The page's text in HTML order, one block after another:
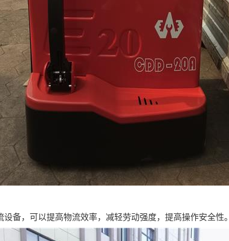
备，可以提高物流效率，减轻劳动强度，提高操作安全性。